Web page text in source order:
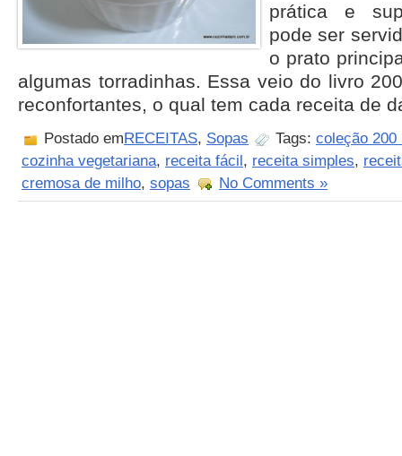
prática e
pode ser
o prato
algumas torradinhas. Essa veio do livro
reconfortantes, o qual tem cada receita de
Postado emRECEITAS, Sopas Tags: coleção 200
cozinha vegetariana, receita fácil, receita simples,
cremosa de milho, sopas No Comments »